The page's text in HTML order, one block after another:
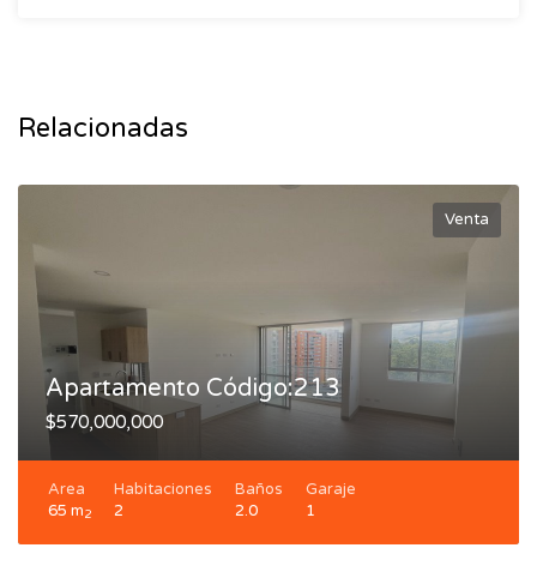
Relacionadas
Venta
Apartamento Código:213
$570,000,000
Area
65 m2
Habitaciones
2
Baños
2.0
Garaje
1